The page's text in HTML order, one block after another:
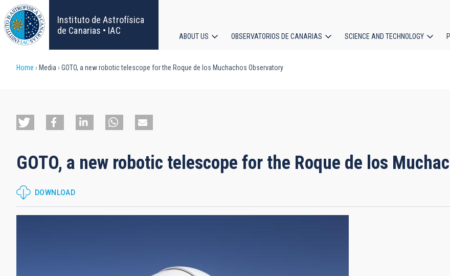
Skip
to
main
content
Instituto de Astrofísica
de Canarias • IAC
navigation
ABOUT US OBSERVATORIOS DE CANARIAS SCIENCE AND TECHNOLOGY
Breadcrumb
Home Media GOTO, a new robotic telescope for the Roque de los Muchachos Observatory
GOTO, a new robotic telescope for the Roque de los
DOWNLOAD